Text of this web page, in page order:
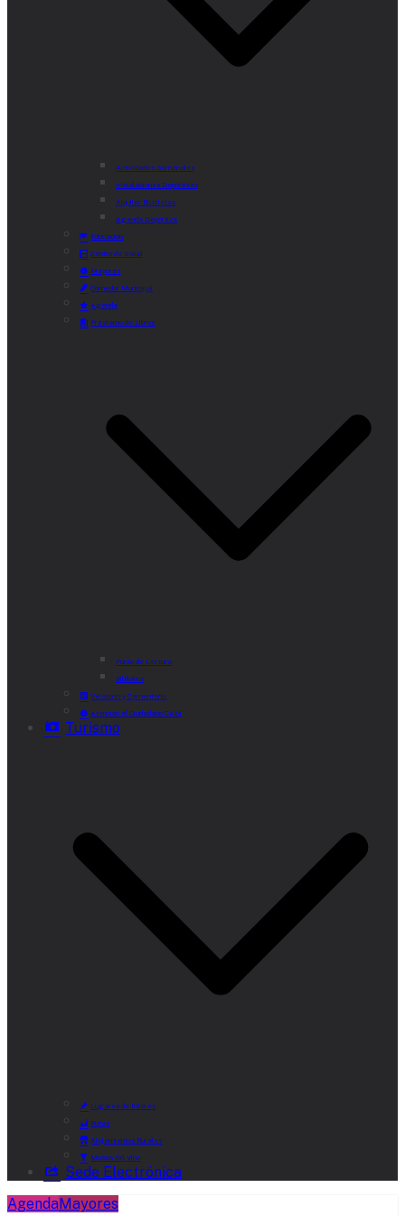
Actividades Semanales
Instalaciones Deportivas
Alquiler Bicicletas
Agenda Deportiva
Educación
Centro de Salud
Mayores
Comedor Municipal
Agenda
Préstamo de Libros
Punto de Lectura
Bibliobús
Velatorio y Cementerio
Atención al Ciudadano CAM
Turismo
Lugares de Interés
Rutas
Alojamientos Rurales
Museo del Vino
Sede Electrónica
AgendaMayores